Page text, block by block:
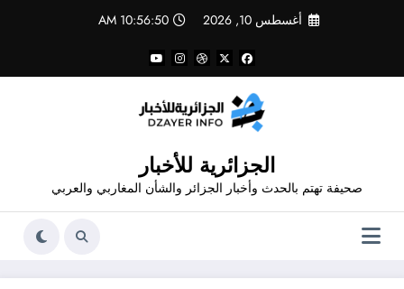
أغسطس 10, 2026 10:56:51 AM
الجزائرية للأخبار
صحيفة تهتم بالحدث وأخبار الجزائر والشأن المغاربي والعربي